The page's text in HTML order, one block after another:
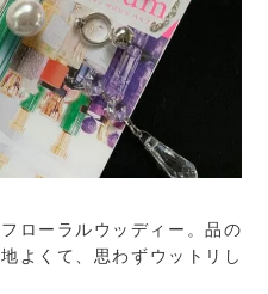
ローラルウッディー。品の
よくて、思わずウットリし